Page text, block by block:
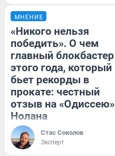
МНЕНИЕ
«Никого нельзя
победить». О чем
главный блокбастер
этого года, который
бьет рекорды в
прокате: честный
отзыв на «Одиссею»
Нолана
Стас Соколов
Эксперт